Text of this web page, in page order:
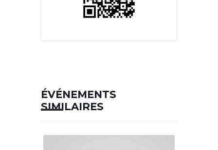
ÉVÉNEMENTS
SIMILAIRES